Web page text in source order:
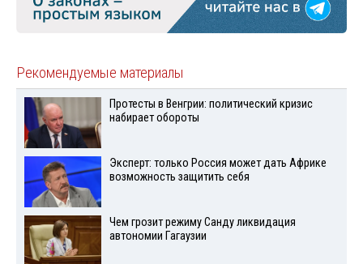
Рекомендуемые материалы
Протесты в Венгрии: политический кризис
набирает обороты
Эксперт: только Россия может дать Африке
возможность защитить себя
Чем грозит режиму Санду ликвидация
автономии Гагаузии